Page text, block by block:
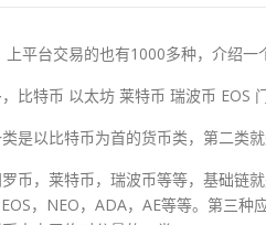
平台交易的也有1000多种，介绍
比特币 以太坊 莱特币 瑞波币 EOS
是以比特币为首的货币类，第二类
币，莱特币，瑞波币等等，基础链
，NEO，ADA，AE等等。第三